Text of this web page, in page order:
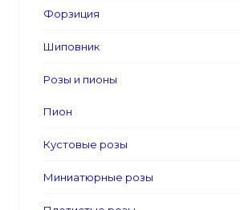
Форзиция
Шиповник
Розы и пионы
Пион
Кустовые розы
Миниатюрные розы